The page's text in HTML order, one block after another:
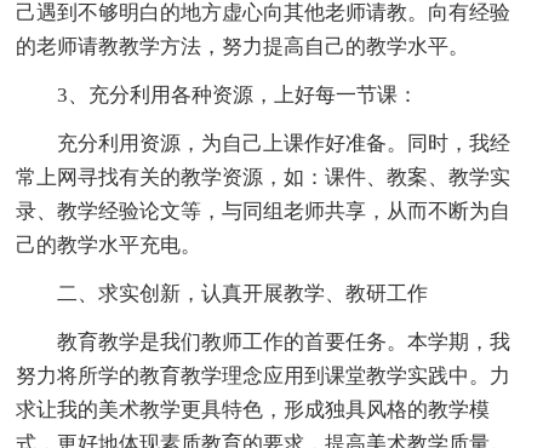
己遇到不够明白的地方虚心向其他老师请教。向有经验
的老师请教教学方法，努力提高自己的教学水平。
3、充分利用各种资源，上好每一节课：
充分利用资源，为自己上课作好准备。同时，我经
常上网寻找有关的教学资源，如：课件、教案、教学实
录、教学经验论文等，与同组老师共享，从而不断为自
己的教学水平充电。
二、求实创新，认真开展教学、教研工作
教育教学是我们教师工作的首要任务。本学期，我
努力将所学的教育教学理念应用到课堂教学实践中。力
求让我的美术教学更具特色，形成独具风格的教学模